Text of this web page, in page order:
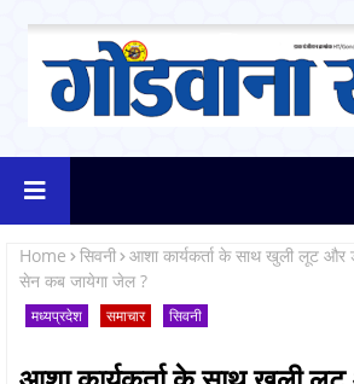
Home सिवनी आशा कार्यकर्ता के साथ खुली लूट और
सेन कब जायेगा जेल ?
मध्यप्रदेश समाचार सिवनी